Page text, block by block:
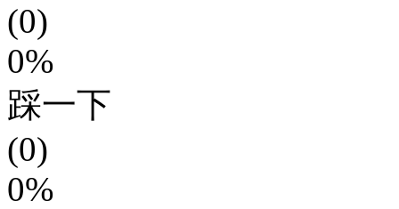
(0)
0%
踩一下
(0)
0%